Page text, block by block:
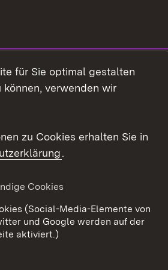
Barrierefreiheit
Cookies
für Sie optimal gestalten
können, verwenden wir
zu Cookies erhalten Sie in
.
Cookies
(Social-Media-Elemente von
und Google werden auf der
aktiviert.)